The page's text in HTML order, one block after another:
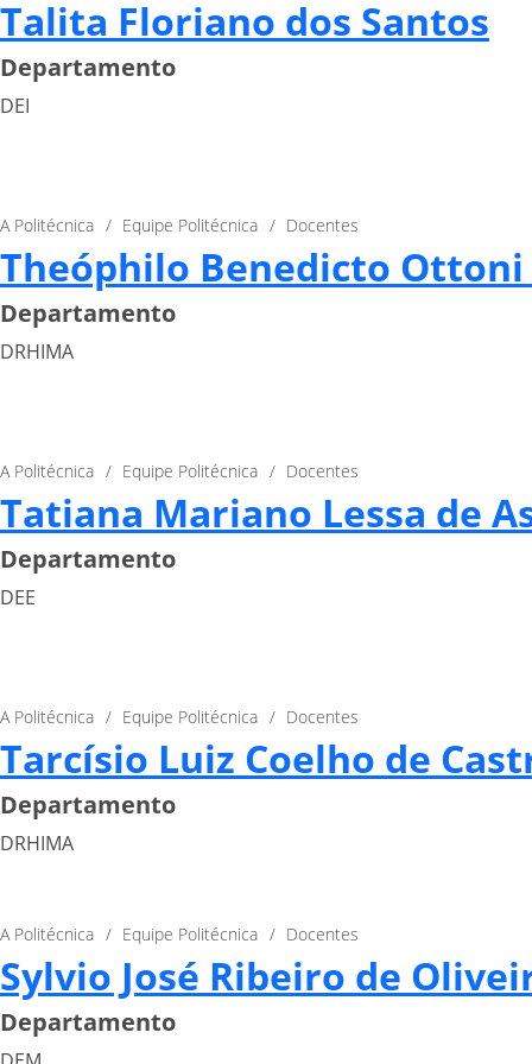
Talita Floriano dos Santos
Departamento
DEI
A Politécnica Equipe Politécnica Docentes
Theóphilo Benedicto
Departamento
DRHIMA
A Politécnica Equipe Politécnica Docentes
Tatiana Mariano Lessa de
Departamento
DEE
A Politécnica Equipe Politécnica Docentes
Tarcísio Luiz Coelho de
Departamento
DRHIMA
A Politécnica Equipe Politécnica Docentes
Sylvio José Ribeiro de
Departamento